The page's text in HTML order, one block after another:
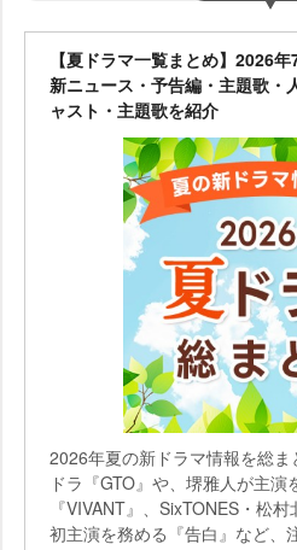
【夏ドラマ一覧まとめ】2026
新ニュース・予告編・主題歌・
ャスト・主題歌を紹介
2026年夏の新ドラマ情報を総
ドラ『GTO』や、堺雅人が主
『VIVANT』、SixTONES・松
初主演を務める『告白』など、